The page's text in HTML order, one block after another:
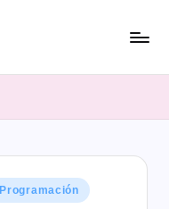
Programación